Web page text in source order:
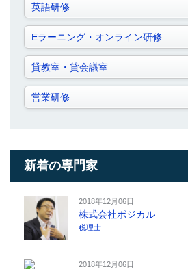
英語研修
Eラーニング・オンライン研修
貸教室・貸会議室
営業研修
新着の専門家
2018年12月06日
株式会社ポジカル
税理士
2018年12月06日